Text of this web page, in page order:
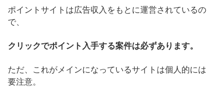
ポイントサイトは広告収入をもとに運営されているの
で、
クリックでポイント入手する案件は必ずあります。
ただ、これがメインになっているサイトは個人的には
要注意。